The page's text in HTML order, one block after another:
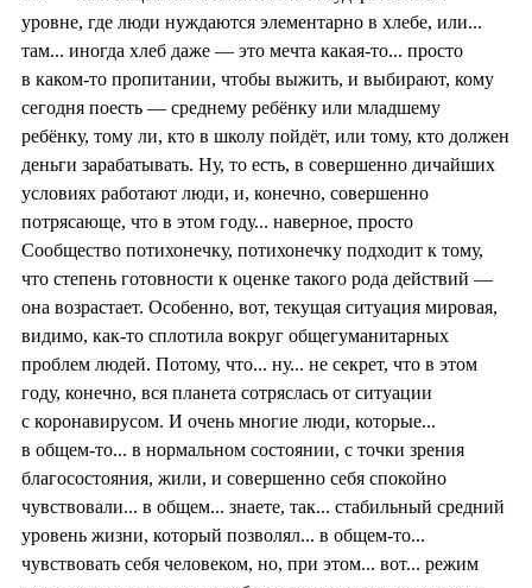
уровне, где люди нуждаются элементарно в хлебе, или...
там... иногда хлеб даже — это мечта какая-то... просто
в каком-то пропитании, чтобы выжить, и выбирают, кому
сегодня поесть — среднему ребёнку или младшему
ребёнку, тому ли, кто в школу пойдёт, или тому, кто должен
деньги зарабатывать. Ну, то есть, в совершенно дичайших
условиях работают люди, и, конечно, совершенно
потрясающе, что в этом году... наверное, просто
Сообщество потихонечку, потихонечку подходит к тому,
что степень готовности к оценке такого рода действий —
она возрастает. Особенно, вот, текущая ситуация мировая,
видимо, как-то сплотила вокруг общегуманитарных
проблем людей. Потому, что... ну... не секрет, что в этом
году, конечно, вся планета сотряслась от ситуации
с коронавирусом. И очень многие люди, которые...
в общем-то... в нормальном состоянии, с точки зрения
благосостояния, жили, и совершенно себя спокойно
чувствовали... в общем... знаете, так... стабильный средний
уровень жизни, который позволял... в общем-то...
чувствовать себя человеком, но, при этом... вот... режим